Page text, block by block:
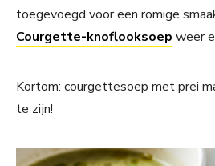
toegevoegd voor een romige
Courgette-knoflooksoep weer
Kortom: courgettesoep met prei
te zijn!